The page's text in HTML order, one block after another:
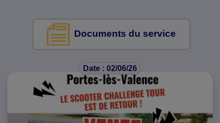
Documents du service
Date : 02/06/26